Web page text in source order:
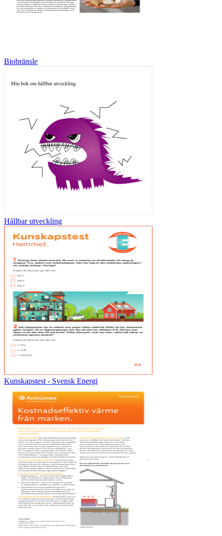
Biobränsle
Hållbar utveckling
Kunskapstest - Svensk Energi